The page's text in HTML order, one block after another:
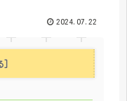
2024.07.22